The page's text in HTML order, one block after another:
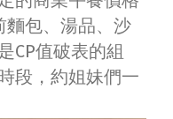
麵包、 湯品、 沙
CP值破表的組
段，約姐妹們一